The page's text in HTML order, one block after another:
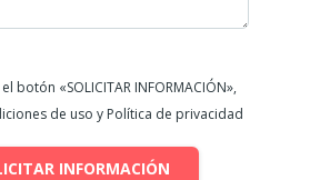
botón «SOLICITAR INFORMACIÓN»,
de uso y Política de privacidad
INFORMACIÓN